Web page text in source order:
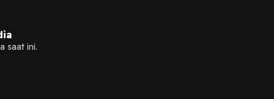
saat ini.